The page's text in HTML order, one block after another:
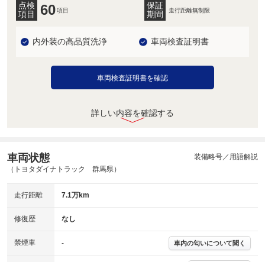
点検
項目
60項目
保証
期間
走行距離無制限
内外装の高品質洗浄 車両検査証明書
車両検査証明書を確認
詳しい内容を確認する
車両状態
（トヨタダイナトラック 群馬県）
装備略号／用語解説
走行距離 7.1万km
修復歴 なし
禁煙車 - 車内の匂いについて聞く